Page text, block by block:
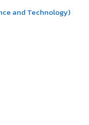
and Technology)